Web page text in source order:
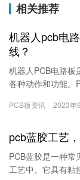
相关推荐
机器人pcb电
线？
机器人PCB电路板
各种动作和功能。
和…
PCB板资讯 2023年
pcb蓝胶工艺
PCB蓝胶是一种常
工艺中。它具有粘